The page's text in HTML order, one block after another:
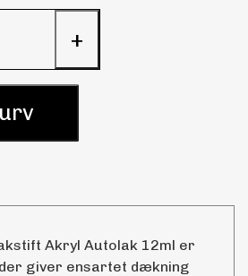
+
Akryl Autolak 12ml er
giver ensartet dækning